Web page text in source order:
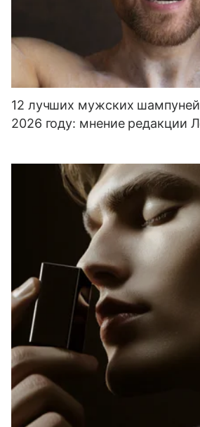
12 лучших мужских
2026 году: мнение редакции